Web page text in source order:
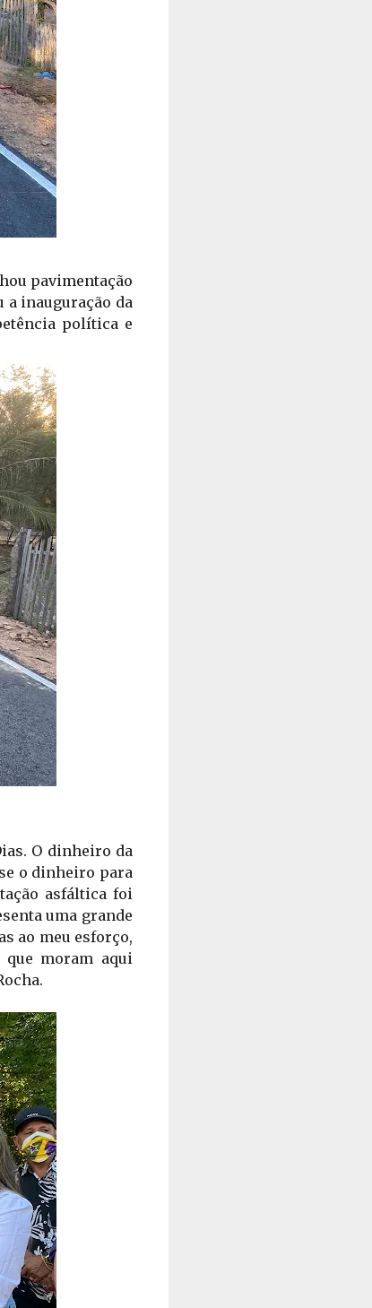
pavimentação
a inauguração da
política e
O dinheiro da
o dinheiro para
asfáltica foi
uma grande
ao meu esforço,
moram aqui